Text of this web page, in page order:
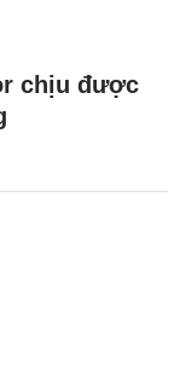
chịu được